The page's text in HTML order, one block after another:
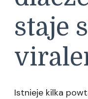
staje
Istnieje kilka